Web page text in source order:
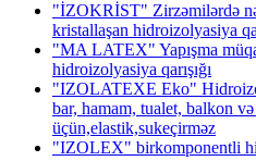
"İZOKRİST" Zirzəmilərdə
kristallaşan hidroizolyasiya
"MA LATEX" Yapışma
hidroizolyasiya qarışığı
"IZOLATEXE Eko"
bar, hamam, tualet, balkon
üçün,elastik,sukeçirməz
"IZOLEX" birkomponentli